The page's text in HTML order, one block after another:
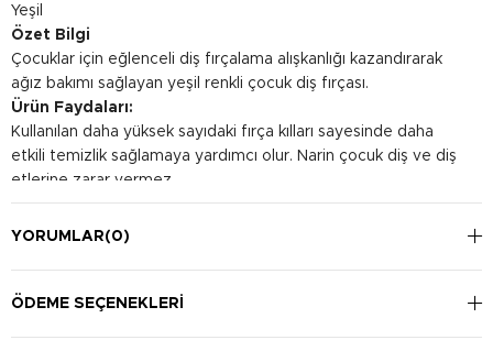
Yeşil
Özet Bilgi
Çocuklar için eğlenceli diş fırçalama alışkanlığı kazandırarak
ağız bakımı sağlayan yeşil renkli çocuk diş fırçası.
Ürün Faydaları:
Kullanılan daha yüksek sayıdaki fırça kılları sayesinde daha
etkili temizlik sağlamaya yardımcı olur. Narin çocuk diş ve diş
etlerine zarar vermez.
Kullanım Şekli:
Diş fırçası, dişler ve diş etleri boyunca kısa vuruşlarla ileri geri
Fırçanın ucu, üst ve alt ön dişlerin arkasına ulaşmak için dik
YORUMLAR(0)
ÖDEME SEÇENEKLERI